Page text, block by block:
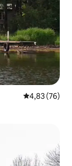
Átlagos
4,83 (76)